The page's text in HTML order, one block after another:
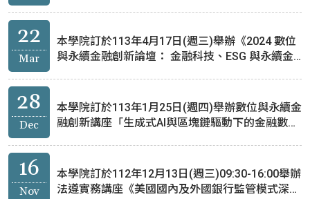
22
Mar
本學院訂於113年4月17日(週三)舉辦《2024 數位
與永續金融創新論壇： 金融科技、ESG 與永續金
28
Dec
本學院訂於113年1月25日(週四)舉辦數位與永續金
融創新講座「生成式AI與區塊鏈驅動下的金融數位
16
Nov
本學院訂於112年12月13日(週三)09:30-16:00舉辦
法遵實務講座《美國國內及外國銀行監管模式深度